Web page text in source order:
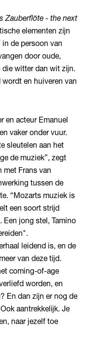
Zauberflöte - the next
elementen zijn
in de persoon van
door oude,
witter dan wit zijn.
en huiveren van
en acteur Emanuel
vaker onder vuur.
sleutelen aan het
de muziek”, zegt
met Frans van
tussen de
“Mozarts muziek is
een soort strijd
Een jong stel, Tamino
leidend is, en de
van deze tijd.
coming-of-age
worden, en
En dan zijn er nog de
aantrekkelijk. Je
naar jezelf toe